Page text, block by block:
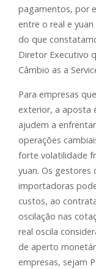
pagamentos, por
entre o real e
do que
Diretor Executivo
Câmbio as a
Para empresas
exterior, a aposta
ajudem a
operações
forte volatilidade
yuan. Os
importadoras
custos, ao
oscilação nas
real oscila
de aperto
empresas, sejam